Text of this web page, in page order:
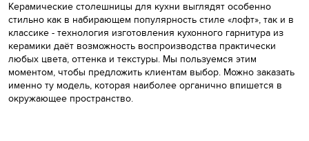
Керамические столешницы для кухни выглядят особенно
стильно как в набирающем популярность стиле «лофт», так и в
классике - технология изготовления кухонного гарнитура из
керамики даёт возможность воспроизводства практически
любых цвета, оттенка и текстуры. Мы пользуемся этим
моментом, чтобы предложить клиентам выбор. Можно заказать
именно ту модель, которая наиболее органично впишется в
окружающее пространство.